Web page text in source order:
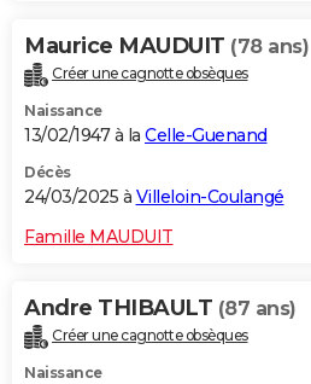
Maurice MAUDUIT (78 ans)
Créer une cagnotte obsèques
Naissance
13/02/1947 à la Celle-Guenand
Décès
24/03/2025 à Villeloin-Coulangé
Famille MAUDUIT
Andre THIBAULT (87 ans)
Créer une cagnotte obsèques
Naissance